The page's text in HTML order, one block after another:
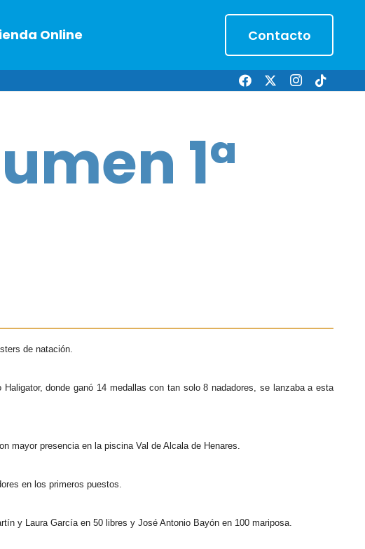
Online Contacto
1ª
de natación.
donde ganó 14 medallas con tan solo 8 nadadores, se lanzaba a esta
mayor presencia en la piscina Val de Alcala de Henares.
en los primeros puestos.
y Laura García en 50 libres y José Antonio Bayón en 100 mariposa.